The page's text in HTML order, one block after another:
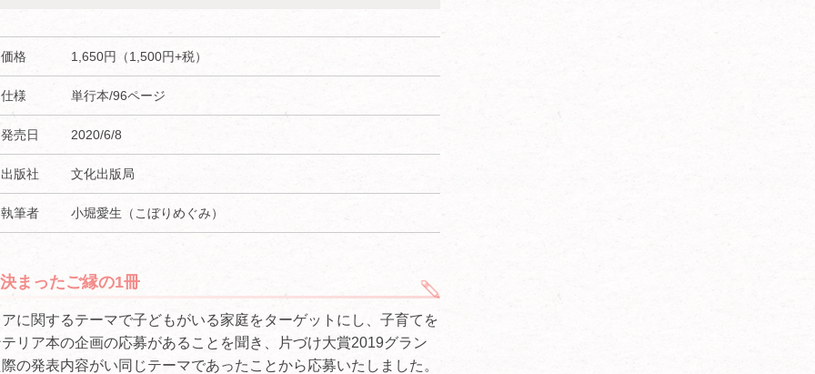
価格 1,650円（1,500円+税）
仕様 単行本/96ページ
発売日 2020/6/8
出版社 文化出版局
執筆者 小堀愛生（こぼりめぐみ）
まったご縁の1冊
に関するテーマで子どもがいる家庭をターゲットにし、子育てを
リア本の企画の応募があることを聞き、片づけ大賞2019グラン
の発表内容がい同じテーマであったことから応募いたしました。